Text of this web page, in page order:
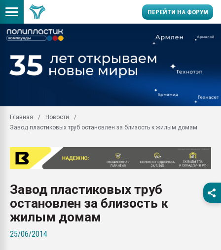
ПЕРЕЙТИ НА ФОРУМ
универсальны, что
умельцы изготовили
Продажа готового
производство SPC
29.07.2026 ФРП помог
Помощь в подборе
ближайшее
Подмосковье, Москва
Главная
Новости
Завод пластиковых труб остановлен за близость к жилым домам
Завод пластиковых труб
остановлен за близость к
жилым домам
25/06/2014